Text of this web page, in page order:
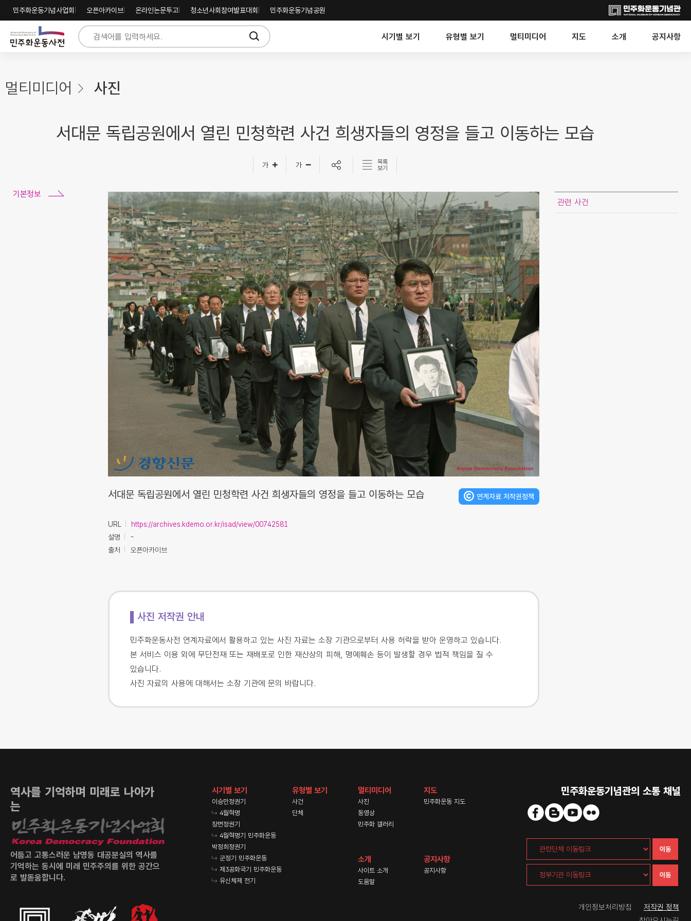
가
기
기
민주화운동기념사업회 오픈아카이브 온라인논문투고 청소년사회참여발표대회 민주화운동기념공원
시기별 보기 유형별 보기 멀티미디어 지도 소개 공지사항
멀티미디어 사진
서대문 독립공원에서 열린 민청학련 사건 희생자들의 영정을 들고 이동하는 모습
목록
보기
기본정보
서대문 독립공원에서 열린 민청학련 사건 희생자들의 영정을 들고 이동하는 모습 연계자료 저작권정책
URL
https://archives.kdemo.or.kr/isad/view/00742581
설명
-
출처
오픈아카이브
▌사진 저작권 안내
민주화운동사전 연계자료에서 활용하고 있는 사진 자료는 소장 기관으로부터 사용 허락을 받아 운영하고 있습니다.
본 서비스 이용 외에 무단전재 또는 재배포로 인한 재산상의 피해, 명예훼손 등이 발생할 경우 법적 책임을 질 수
있습니다.
사진 자료의 사용에 대해서는 소장 기관에 문의 바랍니다.
관련 사건
역사를 기억하며 미래로 나아가
는
어둡고 고통스러운 남영동 대공분실의 역사를
기억하는 동시에 미래 민주주의를 위한 공간으
로 발돋움합니다.
시기별 보기
이승만정권기
4월혁명
장면정권기
4월혁명기 민주화운동
박정희정권기
군정기 민주화운동
제3공화국기 민주화운동
유신체제 전기
유형별 보기
사건
단체
멀티미디어
사진
동영상
민주화 갤러리
소개
사이트 소개
도움말
지도
민주화운동 지도
공지사항
공지사항
민주화운동기념관의 소통 채널
이동
이동
개인정보처리방침
저작권 정책